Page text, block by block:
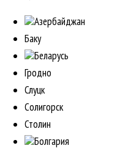
Азербайджан
Баку
Беларусь
Гродно
Слуцк
Солигорск
Столин
Болгария